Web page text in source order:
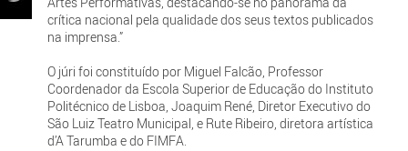
crítica nacional pela qualidade dos seus textos publicados
na imprensa.”
O júri foi constituído por Miguel Falcão, Professor
Coordenador da Escola Superior de Educação do Instituto
Politécnico de Lisboa, Joaquim René, Diretor Executivo do
São Luiz Teatro Municipal, e Rute Ribeiro, diretora artística
d’A Tarumba e do FIMFA.